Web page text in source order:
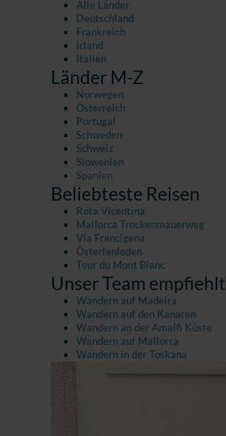
Alle Länder
Deutschland
Frankreich
Irland
Italien
Länder M-Z
Norwegen
Österreich
Portugal
Schweden
Schweiz
Slowenien
Spanien
Beliebteste Reisen
Rota Vicentina
Mallorca Trockenmauerweg
Via Francigena
Österlenleden
Tour du Mont Blanc
Unser Team empfiehlt
Wandern auf Madeira
Wandern auf den Kanaren
Wandern an der Amalfi Küste
Wandern auf Mallorca
Wandern in der Toskana